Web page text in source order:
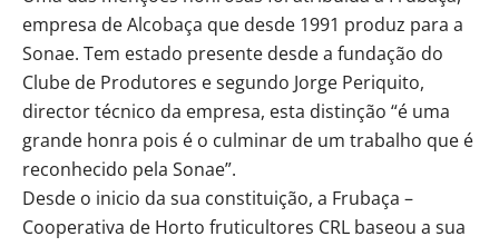
empresa de Alcobaça que desde 1991 produz para a
Sonae. Tem estado presente desde a fundação do
Clube de Produtores e segundo Jorge Periquito,
director técnico da empresa, esta distinção “é uma
grande honra pois é o culminar de um trabalho que é
reconhecido pela Sonae”.
Desde o inicio da sua constituição, a Frubaça –
Cooperativa de Horto fruticultores CRL baseou a sua